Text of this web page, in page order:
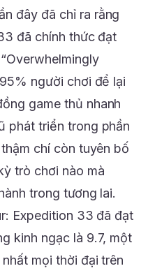
đây đã chỉ ra rằng
đã chính thức đạt
người chơi để lại
game thủ nhanh
phát triển trong phần
chí còn tuyên bố
trò chơi nào mà
trong tương lai.
Expedition 33 đã đạt
kinh ngạc là 9.7, một
mọi thời đại trên